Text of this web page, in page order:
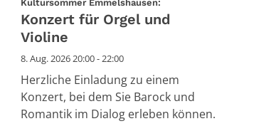
Datum: 8. August 2026
Kultursommer Emmelshausen:
Konzert für Orgel und
Violine
8. Aug. 2026 20:00 - 22:00
Herzliche Einladung zu einem
Konzert, bei dem Sie Barock und
Romantik im Dialog erleben können.